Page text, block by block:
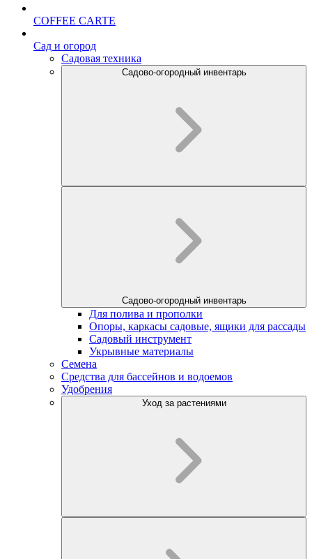
COFFEE CARTE
Cад и огород
Садовая техника
Садово-огородный инвентарь
Садово-огородный инвентарь
Для полива и прополки
Опоры, каркасы садовые, ящики для рассады
Садовый инструмент
Укрывные материалы
Семена
Средства для бассейнов и водоемов
Удобрения
Уход за растениями